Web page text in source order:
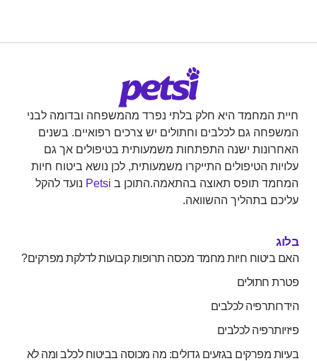
המחמד היא חלק בלתי נפרד מהמשפחה ובדומה לבני
גם לכלבים וחתולים יש צרכים רפואיים. בשנים
ישנה התפתחות משמעותית בטיפולים אך גם
הטיפולים התייקרו משמעותית, לכן נושא ביטוח חיות
תופס תאוצה בהתאמה.התוכן בPetsiנועד להקל
בתהליך ההשוואה.
חיות מחמד מכסה תרופות קבועות לדלקת מפרקים?
לכלבים
לכלבים
מפרקים בגזעים גדולים: מה מכוסה בביטוח לכלב ומה לא